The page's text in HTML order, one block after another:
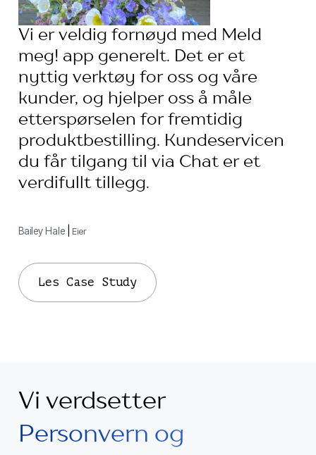
Vi er veldig fornøyd med Meld
meg! app generelt. Det er et
nyttig verktøy for oss og våre
kunder, og hjelper oss å måle
etterspørselen for fremtidig
produktbestilling. Kundeservicen
du får tilgang til via Chat er et
verdifullt tillegg.
Bailey Hale| Eier
Les Case Study
Vi verdsetter
Personvern og